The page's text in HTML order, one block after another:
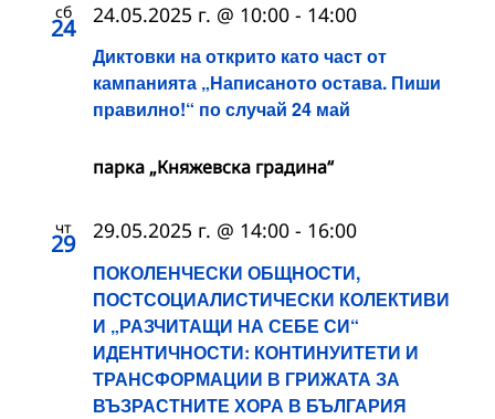
сб
24
Диктовки на открито като част от
кампанията „Написаното остава. Пиши
правилно!“ по случай 24 май
24.05.2025 г. @ 10:00 - 14:00
парка „Княжевска градина“
чт
29
ПОКОЛЕНЧЕСКИ ОБЩНОСТИ,
ПОСТСОЦИАЛИСТИЧЕСКИ КОЛЕКТИВИ
И „РАЗЧИТАЩИ НА СЕБЕ СИ“
ИДЕНТИЧНОСТИ: КОНТИНУИТЕТИ И
ТРАНСФОРМАЦИИ В ГРИЖАТА ЗА
ВЪЗРАСТНИТЕ ХОРА В БЪЛГАРИЯ
29.05.2025 г. @ 14:00 - 16:00